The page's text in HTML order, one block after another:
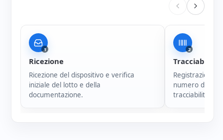
1
Ricezione
Ricezione del dispositivo e verifica
iniziale del lotto e della
documentazione.
2
Tracciabilità
Registrazione
numero di
tracciabilità di